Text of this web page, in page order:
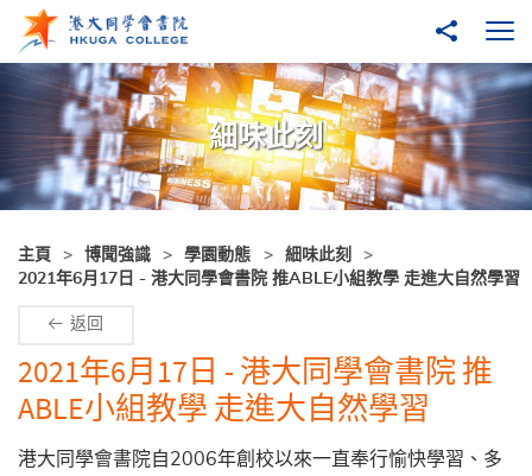
跳至主內容
分享到
打
細味此刻
主頁 博聞強識 學園動態
細味此刻
2021年6月17日 - 港大同學會書院 推ABLE小組教學 走進大自然學習
返回
2021年6月17日 - 港大同學會書院 推
ABLE小組教學 走進大自然學習
港大同學會書院自2006年創校以來一直奉行愉快學習、多